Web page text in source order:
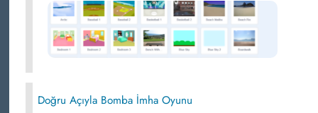
Doğru Açıyla Bomba İmha Oyunu